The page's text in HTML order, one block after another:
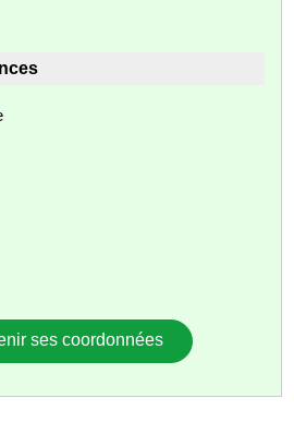
ses coordonnées